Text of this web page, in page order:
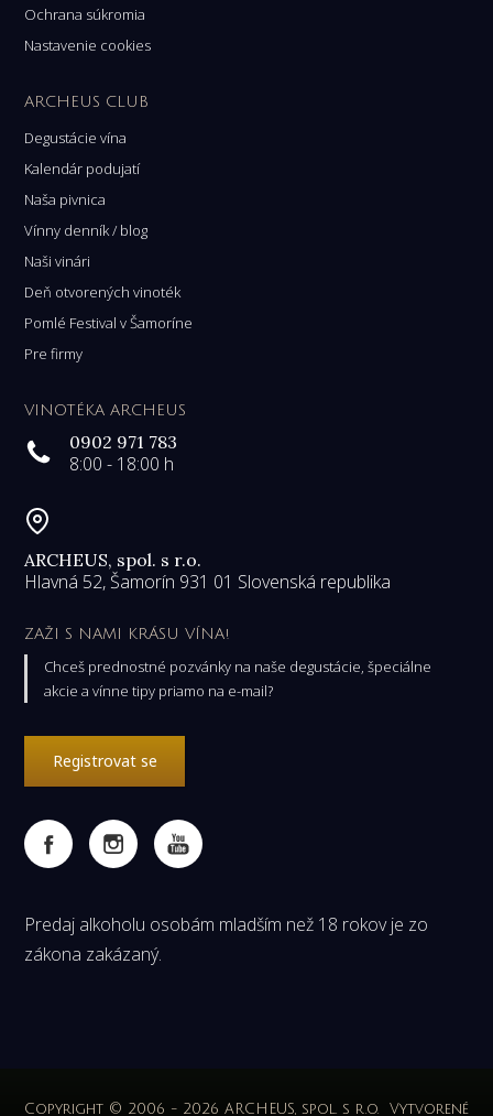
Ochrana súkromia
Nastavenie cookies
ARCHEUS CLUB
Degustácie vína
Kalendár podujatí
Naša pivnica
Vínny denník / blog
Naši vinári
Deň otvorených vinoték
Pomlé Festival v Šamoríne
Pre firmy
VINOTÉKA ARCHEUS
0902 971 783
8:00 - 18:00 h
ARCHEUS, spol. s r.o.
Hlavná 52, Šamorín 931 01 Slovenská republika
ZAŽI S NAMI KRÁSU VÍNA!
Chceš prednostné pozvánky na naše degustácie, špeciálne
akcie a vínne tipy priamo na e-mail?
Registrovat se
Predaj alkoholu osobám mladším než 18 rokov je zo
zákona zakázaný.
Copyright © 2006 - 2026 ARCHEUS, spol. s r.o. Vytvorené